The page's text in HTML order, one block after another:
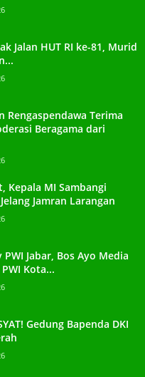
Jalan HUT RI ke-81, Murid
Rengaspendawa Terima
Beragama dari
Kepala MI Sambangi
Jamran Larangan
Jabar, Bos Ayo Media
Kota...
Gedung Bapenda DKI